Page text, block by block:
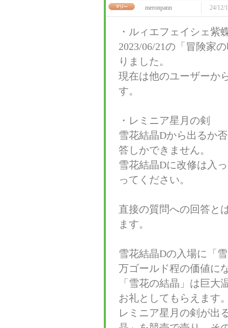
meronpann 24/12/
・ルィエフェイシェ紫
2023/06/21の「冒険家
りました。
現在は他のユーザーか
す。
・レミニア星月の剣
雪花結晶Dから出るか
答しかできません。
雪花結晶Dに改修は入
ってください。
直接の質問への回答と
ます。
雪花結晶Dの入場に「
万ゴールド程の価値に
「雪花の結晶」は巨大
お礼としてもらえます
レミニア星月の剣が出